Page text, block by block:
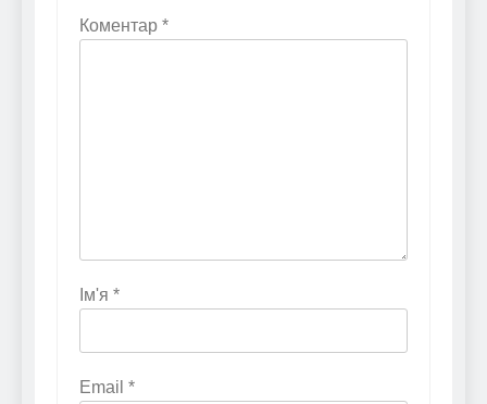
Коментар *
Ім'я *
Email *